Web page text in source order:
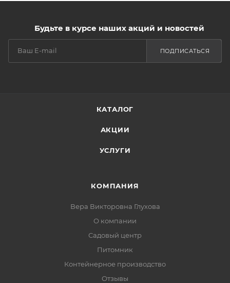
Будьте в курсе наших акций и новостей
ПОДПИСАТЬСЯ
КАТАЛОГ
АКЦИИ
УСЛУГИ
КОМПАНИЯ
Вера Викторовна Глухова
О компании
Садовый центр
Питомник
Контейнерное производство
Отзывы